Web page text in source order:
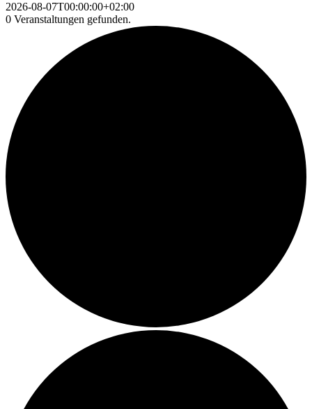
2026-08-07T00:00:00+02:00
0 Veranstaltungen gefunden.